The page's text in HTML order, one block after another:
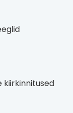
kiirkinnitused